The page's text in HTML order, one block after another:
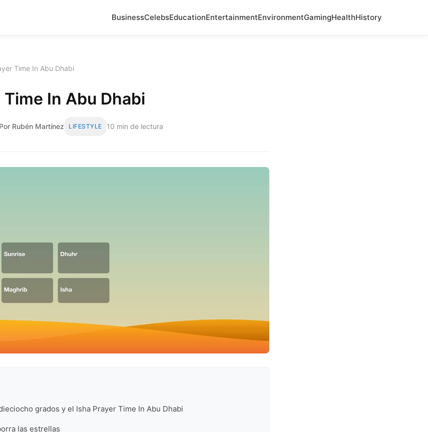
BusinessCelebsEducationEntertainmentEnvironmentGamingHealthHistory
Time In Abu Dhabi
In Abu Dhabi
Por Rubén Martínez LIFESTYLE 10 min de lectura
grados y el Isha Prayer Time In Abu Dhabi
las estrellas